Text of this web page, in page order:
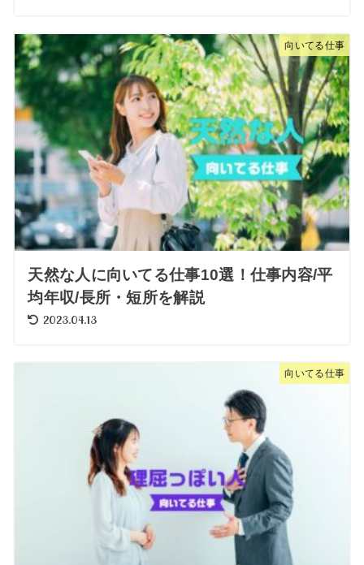
向いてる仕事
天然な人に向いてる仕事10選！仕事内容/平
均年収/長所・短所を解説
2023.04.13
向いてる仕事